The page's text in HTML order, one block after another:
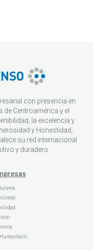
con presencia en
de Centroamérica y el
la excelencia y
y Honestidad,
su red internacional
y duradero.